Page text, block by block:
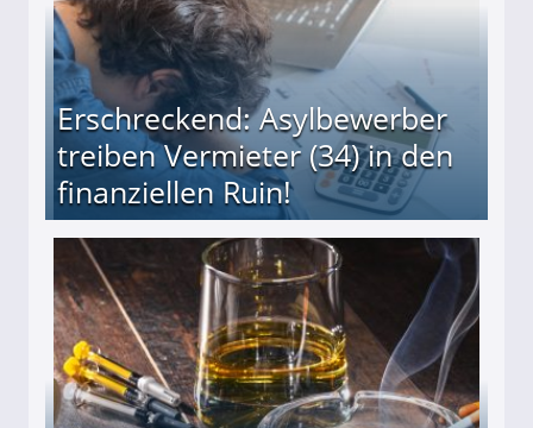
Erschreckend: Asylbewerber
treiben Vermieter (34) in den
finanziellen Ruin!
(34) in den finanziellen Ruin!